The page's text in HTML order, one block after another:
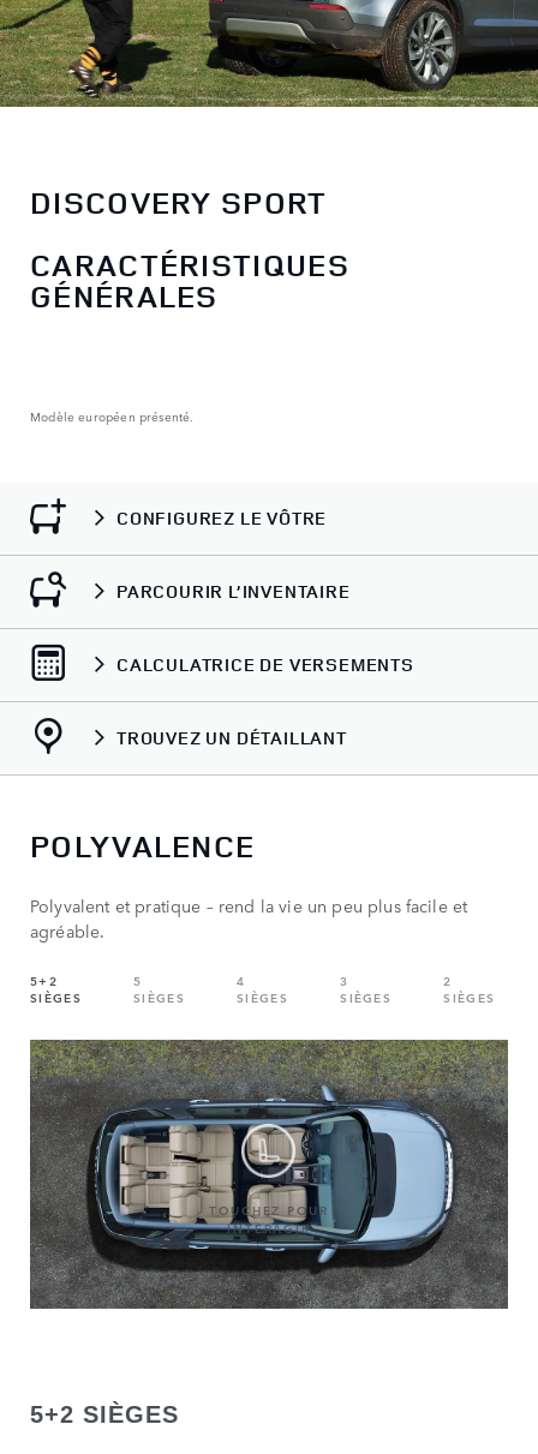
DISCOVERY SPORT
CARACTÉRISTIQUES
GÉNÉRALES
Modèle européen présenté.
CONFIGUREZ LE VÔTRE
PARCOURIR L’INVENTAIRE
CALCULATRICE DE VERSEMENTS
TROUVEZ UN DÉTAILLANT
POLYVALENCE
Polyvalent et pratique – rend la vie un peu plus facile et
agréable.
5+2
SIÈGES
5
SIÈGES
4
SIÈGES
3
SIÈGES
2
SIÈGES
5+2 SIÈGES
TOUCHEZ POUR
INTERAGIR